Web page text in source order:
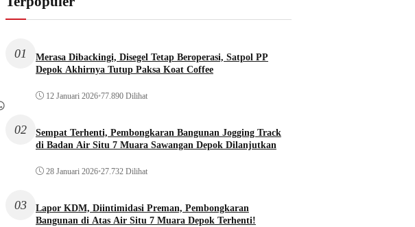
01
Merasa Dibackingi, Disegel Tetap Beroperasi, Satpol PP
Depok Akhirnya Tutup Paksa Koat Coffee
12 Januari 2026•77.890 Dilihat
02
Sempat Terhenti, Pembongkaran Bangunan Jogging Track
di Badan Air Situ 7 Muara Sawangan Depok Dilanjutkan
28 Januari 2026•27.732 Dilihat
03
Lapor KDM, Diintimidasi Preman, Pembongkaran
Bangunan di Atas Air Situ 7 Muara Depok Terhenti!